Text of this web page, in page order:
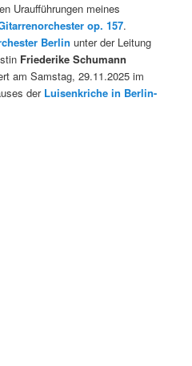
Uraufführungen meines
op. 157.
Berlin unter der Leitung
Friederike Schumann
am Samstag, 29.11.2025 im
der Luisenkriche in Berlin-